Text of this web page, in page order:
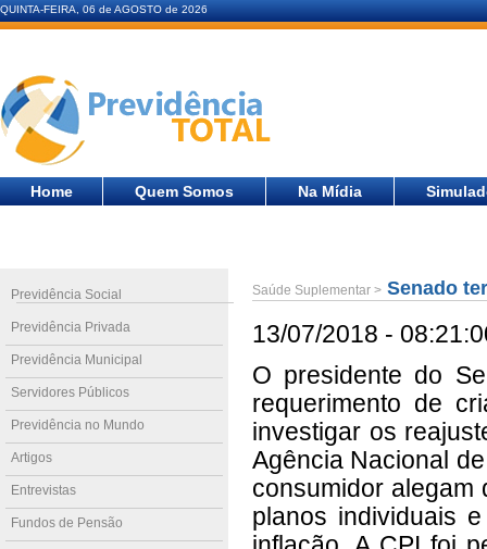
QUINTA-FEIRA, 06 de AGOSTO de 2026
Home Quem Somos Na Mídia
Previdência Social
Previdência Privada
Previdência Municipal
Servidores Públicos
Previdência no Mundo
Artigos
Entrevistas
Fundos de Pensão
Saúde Suplementar > Senado
13/07/2018 -
O presidente do
requerimento de
investigar os
Agência Nacional
consumidor alegam
planos individuais